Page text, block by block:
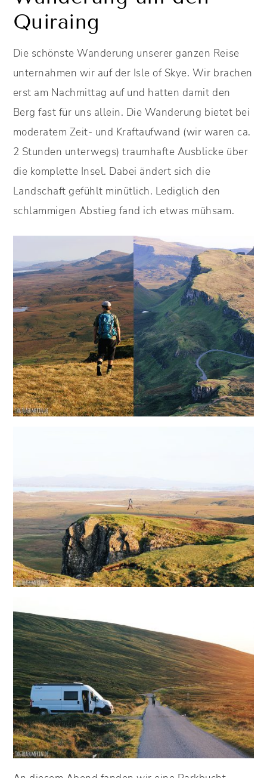
Quiraing
Die schönste Wanderung unserer ganzen Reise
unternahmen wir auf der Isle of Skye. Wir brachen
erst am Nachmittag auf und hatten damit den
Berg fast für uns allein. Die Wanderung bietet bei
moderatem Zeit- und Kraftaufwand (wir waren ca.
2 Stunden unterwegs) traumhafte Ausblicke über
die komplette Insel. Dabei ändert sich die
Landschaft gefühlt minütlich. Lediglich den
schlammigen Abstieg fand ich etwas mühsam.